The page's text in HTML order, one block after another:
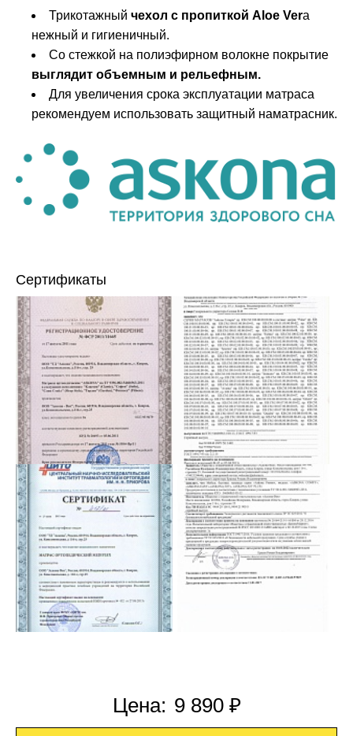
Трикотажный чехол с пропиткой Aloe Vera
нежный и гигиеничный.
Со стежкой на полиэфирном волокне покрытие
выглядит объемным и рельефным.
Для увеличения срока эксплуатации матраса
рекомендуем использовать защитный наматрасник.
Сертификаты
Цена: 9 890 ₽